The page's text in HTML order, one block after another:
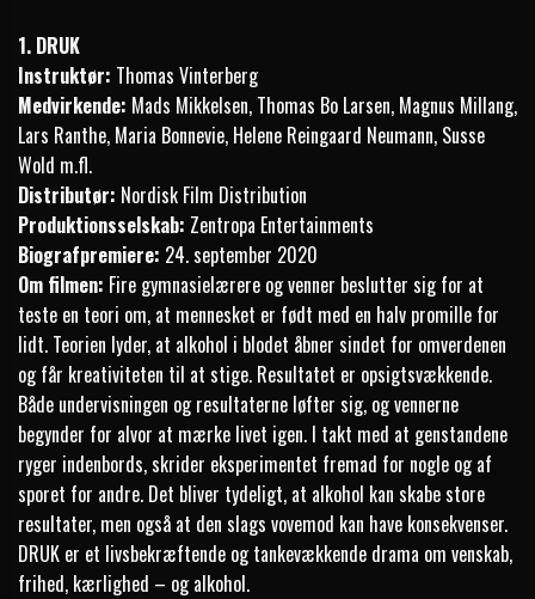
1. DRUK
Instruktør: Thomas Vinterberg
Medvirkende: Mads Mikkelsen, Thomas Bo Larsen, Magnus Millang,
Lars Ranthe, Maria Bonnevie, Helene Reingaard Neumann, Susse
Wold m.fl.
Distributør: Nordisk Film Distribution
Produktionsselskab: Zentropa Entertainments
Biografpremiere: 24. september 2020
Om filmen: Fire gymnasielærere og venner beslutter sig for at
teste en teori om, at mennesket er født med en halv promille for
lidt. Teorien lyder, at alkohol i blodet åbner sindet for omverdenen
og får kreativiteten til at stige. Resultatet er opsigtsvækkende.
Både undervisningen og resultaterne løfter sig, og vennerne
begynder for alvor at mærke livet igen. I takt med at genstandene
ryger indenbords, skrider eksperimentet fremad for nogle og af
sporet for andre. Det bliver tydeligt, at alkohol kan skabe store
resultater, men også at den slags vovemod kan have konsekvenser.
DRUK er et livsbekræftende og tankevækkende drama om venskab,
frihed, kærlighed – og alkohol.